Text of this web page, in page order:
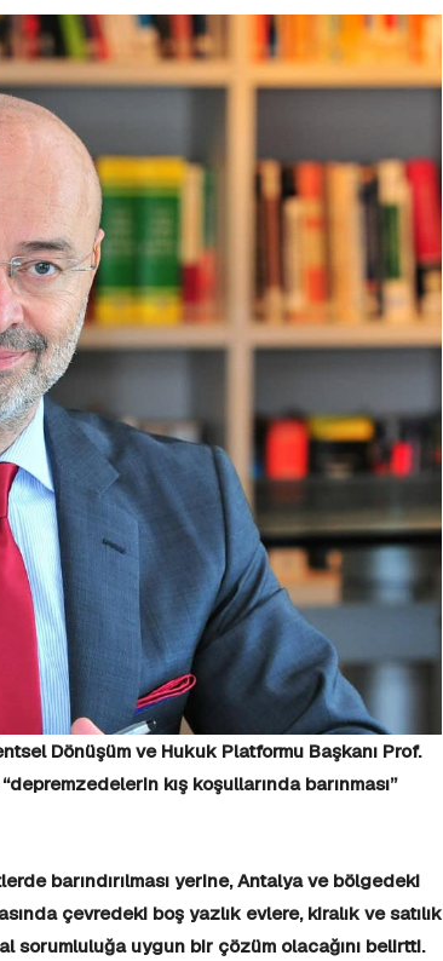
Dönüşüm ve Hukuk Platformu Başkanı Prof.
kış koşullarında barınması”
barındırılması yerine, Antalya ve bölgedeki
çevredeki boş yazlık evlere, kiralık ve satılık
uygun bir çözüm olacağını belirtti.